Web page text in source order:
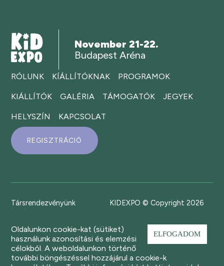
November 21-22.
Budapest Aréna
RÓLUNK KÍÁLLÍTÓKNAK PROGRAMOK
KIÁLLÍTÓK GALÉRIA TÁMOGATÓK JEGYEK
HELYSZÍN KAPCSOLAT
REGISZTRÁCIÓ
Társrendezvényünk KIDEXPO © Copyright 2026
ELFOGADOM
Oldalunkon cookie-kat (sütiket)
használunk azonosítási és elemzési
célokból. A weboldalunkon történő
további böngészéssel hozzájárul a cookie-k